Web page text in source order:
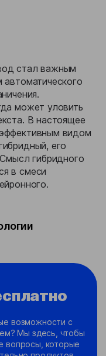
стал важным
может уловить
В настоящее
видом
его
гибридного
в смеси
возможности с
Мы здесь, чтобы
вопросы, которые